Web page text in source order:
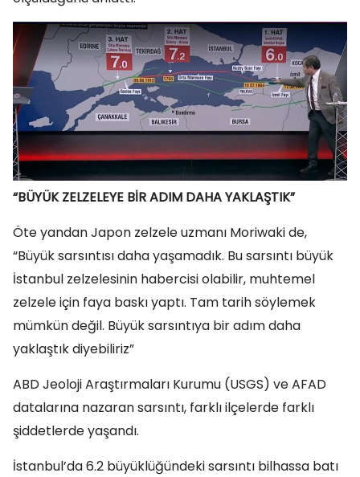
“BÜYÜK ZELZELEYE BİR ADIM DAHA YAKLAŞTIK”
Öte yandan Japon zelzele uzmanı Moriwaki de,
“Büyük sarsıntısı daha yaşamadık. Bu sarsıntı büyük
İstanbul zelzelesinin habercisi olabilir, muhtemel
zelzele için faya baskı yaptı. Tam tarih söylemek
mümkün değil. Büyük sarsıntıya bir adım daha
yaklaştık diyebiliriz”
ABD Jeoloji Araştırmaları Kurumu (USGS) ve AFAD
datalarına nazaran sarsıntı, farklı ilçelerde farklı
şiddetlerde yaşandı.
İstanbul’da 6.2 büyüklüğündeki sarsıntı bilhassa batı